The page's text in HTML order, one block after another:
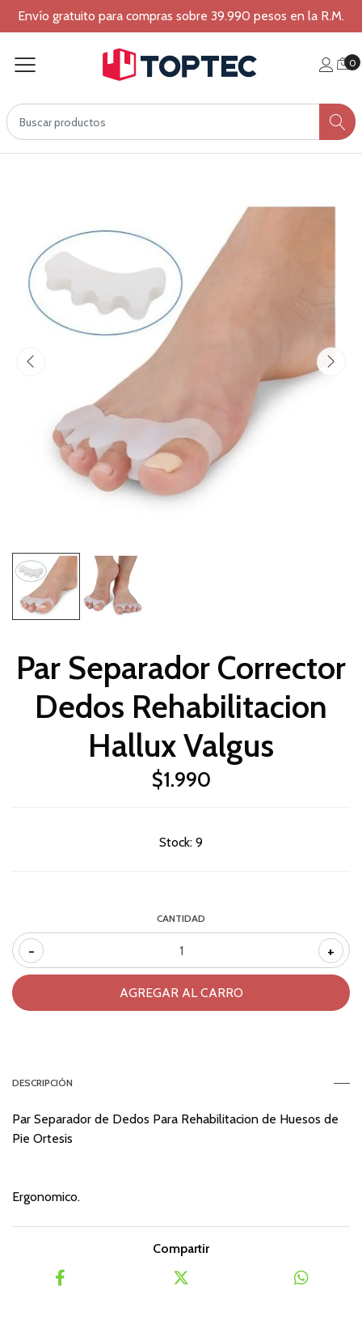
Envío gratuito para compras sobre 39.990 pesos en la R.M.
0
Par Separador Corrector
Dedos Rehabilitacion
Hallux Valgus
$1.990
Stock: 9
CANTIDAD
- +
DESCRIPCIÓN
Par Separador de Dedos Para Rehabilitacion de Huesos de
Pie Ortesis
Ergonomico.
Compartir